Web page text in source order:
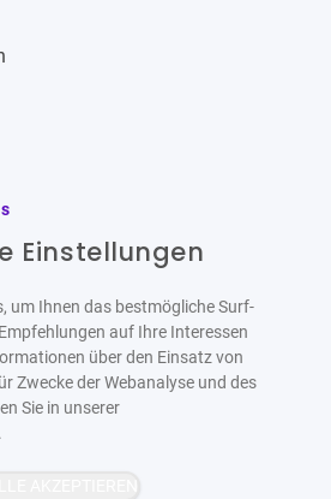
Einstellungen
um Ihnen das bestmögliche Surf-
auf Ihre Interessen
über den Einsatz von
Zwecke der Webanalyse und des
Sie in unserer
AKZEPTIEREN